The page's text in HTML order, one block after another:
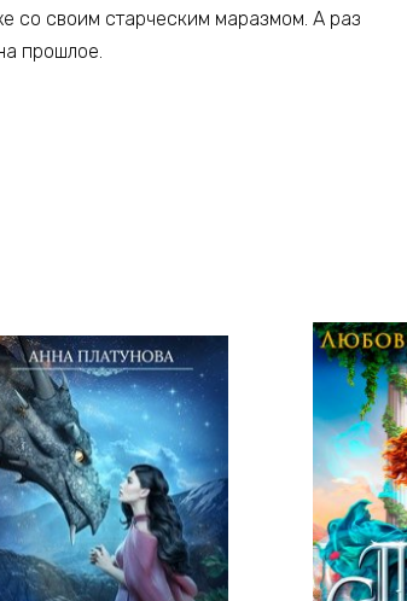
со своим старческим маразмом. А раз
прошлое.